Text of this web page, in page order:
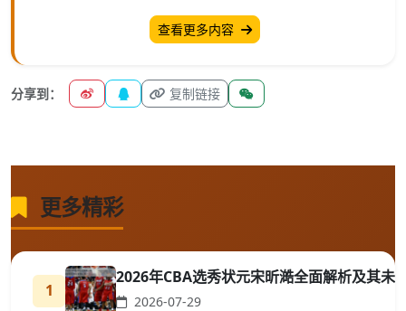
查看更多内容
分享到： 复制链接
更多精彩
1
2026年CBA选秀状元宋昕澔全面解析及其未
2026-07-29